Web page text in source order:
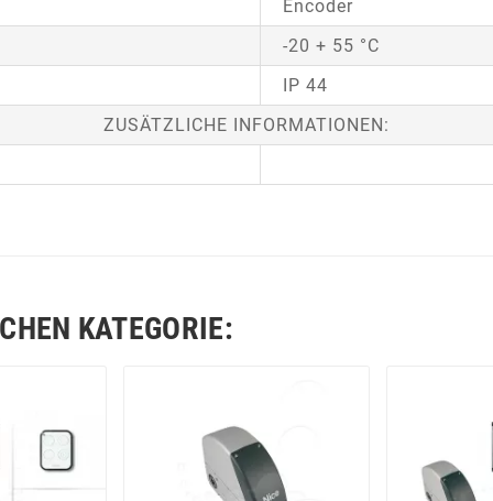
Encoder
-20 + 55 °C
IP 44
ZUSÄTZLICHE INFORMATIONEN:
KATEGORIE: